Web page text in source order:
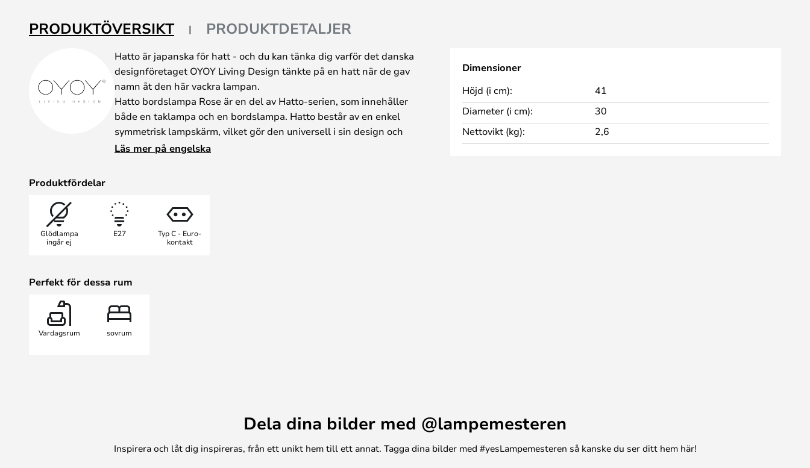
PRODUKTÖVERSIKT PRODUKTDETALJER
Hatto är japanska för hatt - och du kan tänka dig varför det danska
designföretaget OYOY Living Design tänkte på en hatt när de gav
namn åt den här vackra lampan.
Hatto bordslampa Rose är en del av Hatto-serien, som innehåller
både en taklampa och en bordslampa. Hatto består av en enkel
symmetrisk lampskärm, vilket gör den universell i sin design och
lätt att förstå. Detta gör att Hatto passar till i stort sett alla typer av
Läs mer på engelska
Produktfördelar
Glödlampa
ingår ej
E27
Typ C - Euro-
kontakt
Perfekt för dessa rum
Vardagsrum sovrum
Dimensioner
Höjd (i cm):
41
Diameter (i cm):
30
Nettovikt (kg):
2,6
Dela dina bilder med @lampemesteren
Inspirera och låt dig inspireras, från ett unikt hem till ett annat. Tagga dina bilder med #yesLampemesteren så kanske du ser ditt hem här!